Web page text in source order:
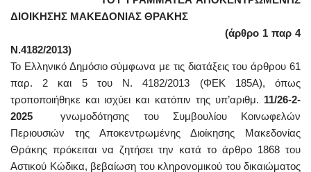
ΔΙΟΙΚΗΣΗΣ ΜΑΚΕΔΟΝΙΑΣ ΘΡΑΚΗΣ
(άρθρο 1 παρ 4
Ν.4182/2013)
Το Ελληνικό Δημόσιο σύμφωνα με τις διατάξεις του άρθρου 61
παρ. 2 και 5 του Ν. 4182/2013 (ΦΕΚ 185Α), όπως
τροποποιήθηκε και ισχύει και κατόπιν της υπ’αριθμ. 11/26-2-
2025 γνωμοδότησης του Συμβουλίου Κοινωφελών
Περιουσιών της Αποκεντρωμένης Διοίκησης Μακεδονίας
Θράκης πρόκειται να ζητήσει την κατά το άρθρο 1868 του
Αστικού Κώδικα, βεβαίωση του κληρονομικού του δικαιώματος